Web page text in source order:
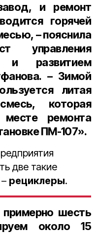
и ремонт
горячей
– пояснила
управления
и развитием
. – Зимой
литая
которая
месте ремонта
ПМ-107».
две такие
рециклеры.
шесть
около 15